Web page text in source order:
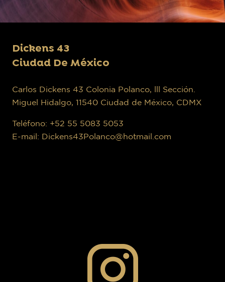
Dickens 43
Ciudad De México
Carlos Dickens 43 Colonia Polanco, lll Sección.
Miguel Hidalgo, 11540 Ciudad de México, CDMX
Teléfono: +52 55 5083 5053
E-mail: Dickens43Polanco@hotmail.com